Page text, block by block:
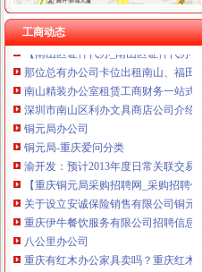
工商动态
南山办个港澳通行证就这么难？_报
【南山区证件代办_南山区证件代办
那位总有办公司卡位出租南山、福田
南山精装办公室租赁工商财务一站式
深圳市南山区利办文具商店公司介绍
铜元局办公司
铜元局-重庆爱问分类
渝开发：预计2013年度日常关联交易
【重庆铜元局采购招聘网_采购招聘信
关于设立安诚保险销售有限公司铜元
重庆伊牛餐饮服务有限公司招聘信息
八公里办公司
重庆有红木办公家具卖吗？重庆红木
【图】有哪个大哥在八公里那个加油